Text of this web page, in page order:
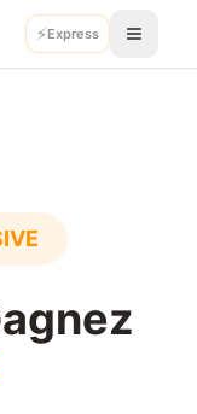
⚡Express